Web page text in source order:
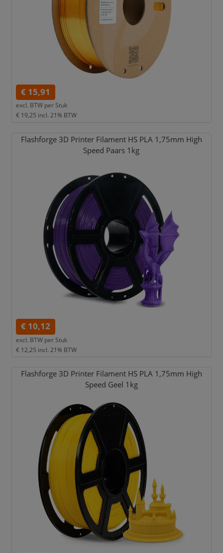
€ 15,91
excl. BTW per Stuk
€ 19,25 incl. 21% BTW
Flashforge 3D Printer Filament HS PLA 1,75mm High
Speed Paars 1kg
€ 10,12
excl. BTW per Stuk
€ 12,25 incl. 21% BTW
Flashforge 3D Printer Filament HS PLA 1,75mm High
Speed Geel 1kg